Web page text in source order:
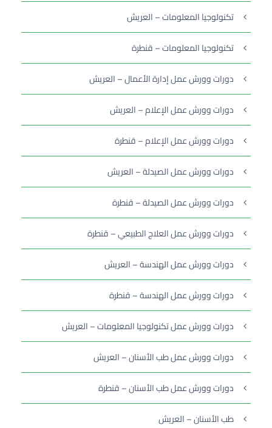
تكنولوجيا المعلومات – العريش
تكنولوجيا المعلومات – قنطرة
دورات وورش عمل إدارة الأعمال – العريش
دورات وورش عمل الإعلام – العريش
دورات وورش عمل الإعلام – قنطرة
دورات وورش عمل الصيدلة – العريش
دورات وورش عمل الصيدلة – قنطرة
دورات وورش عمل العلاج الطبيعي – قنطرة
دورات وورش عمل الهندسة – العريش
دورات وورش عمل الهندسة – قنطرة
دورات وورش عمل تكنولوجيا المعلومات – العريش
دورات وورش عمل طب الأسنان – العريش
دورات وورش عمل طب الأسنان – قنطرة
طب الأسنان – العريش